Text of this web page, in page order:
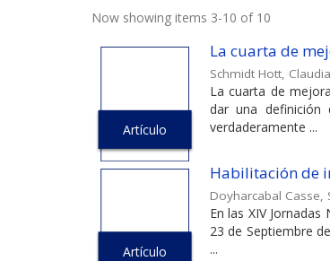
Now showing items 3-10 of 10
Artículo
La cuarta de
Schmidt Hott, Claudia
La cuarta de
dar una definición
verdaderamente ...
Artículo
Habilitación de
Doyharcabal Casse,
En las XIV
23 de Septiembre
...